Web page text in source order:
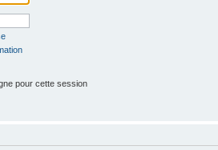
pour cette session